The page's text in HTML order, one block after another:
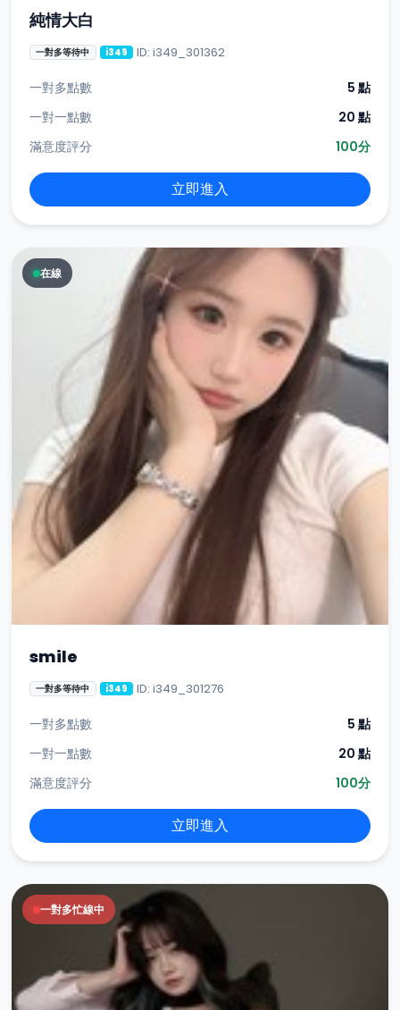
純情大白
一對多等待中 i349 ID: i349_301362
一對多點數
5 點
一對一點數
20 點
滿意度評分
100分
立即進入
在線
smile
一對多等待中 i349 ID: i349_301276
一對多點數
5 點
一對一點數
20 點
滿意度評分
100分
立即進入
一對多忙線中